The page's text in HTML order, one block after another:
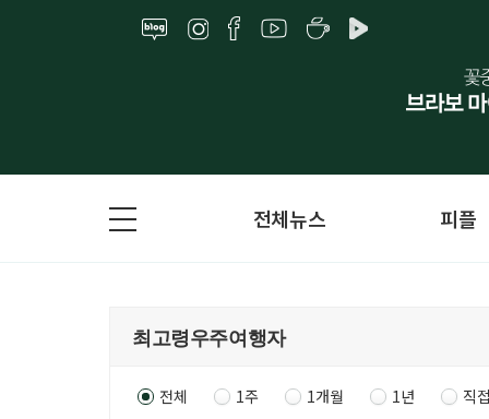
전체뉴스 피플
전체 1주 1개월 1년 직